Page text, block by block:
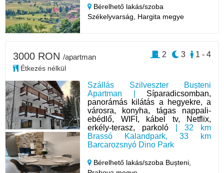
Bérelhető lakás/szoba
Székelyvarság, Hargita megye
Szállás Szilveszter Bușteni
Apartman | Síparadicsomban,
panorámás kilátás a hegyekre, a
városra, konyha, tágas nappali-
ebédlő, WIFI, kábel tv, Netflix,
erkély-terasz, parkoló | 32 km
Brassó Kalandpark, 33 km
Barcarozsnyó Dino Park
Bérelhető lakás/szoba Bușteni,
3000 RON /apartman
Étkezés nélkül
1 - 4
3
2